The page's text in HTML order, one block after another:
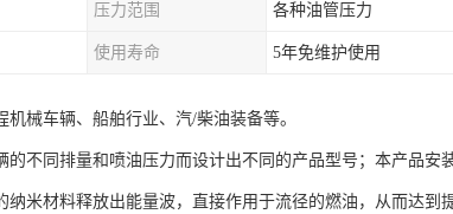
压力范围 各种油管压力
使用寿命 5年免维护使用
械车辆、船舶行业、汽/柴油装备等。
不同排量和喷油压力而设计出不同的产品型号；本产品安
米材料释放出能量波，直接作用于流径的燃油，从而达到